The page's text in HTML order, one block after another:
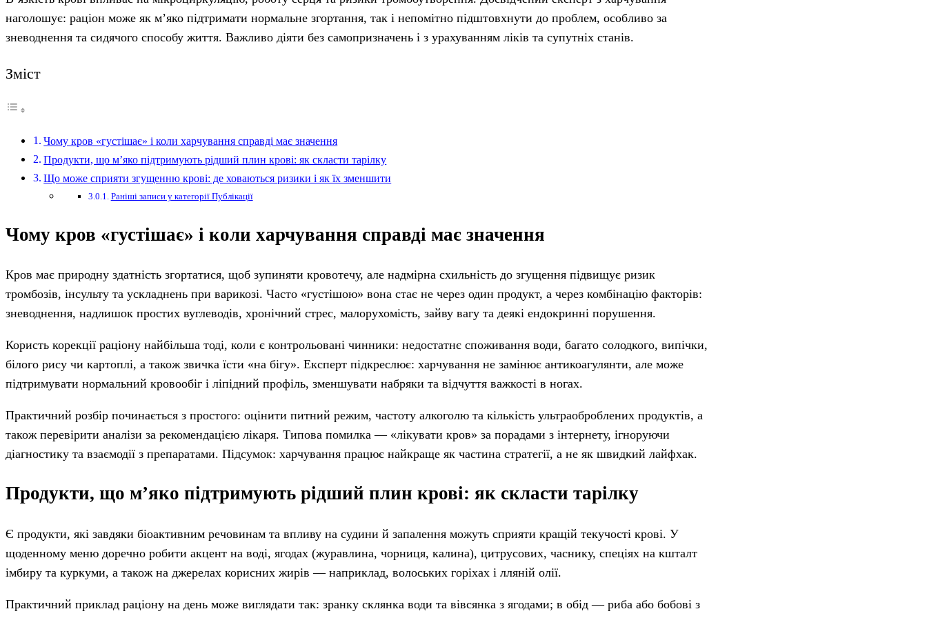
наголошує: раціон може як м’яко підтримати нормальне згортання, так і непомітно підштовхнути до проблем, особливо за
зневоднення та сидячого способу життя. Важливо діяти без самопризначень і з урахуванням ліків та супутніх станів.
Зміст
Чому кров «густішає» і коли харчування справді має значення
Продукти, що м’яко підтримують рідший плин крові: як скласти тарілку
Що може сприяти згущенню крові: де ховаються ризики і як їх зменшити
Раніші записи у категорії Публікації
Чому кров «густішає» і коли харчування справді має значення
Кров має природну здатність згортатися, щоб зупиняти кровотечу, але надмірна схильність до згущення підвищує ризик
тромбозів, інсульту та ускладнень при варикозі. Часто «густішою» вона стає не через один продукт, а через комбінацію факторів:
зневоднення, надлишок простих вуглеводів, хронічний стрес, малорухомість, зайву вагу та деякі ендокринні порушення.
Користь корекції раціону найбільша тоді, коли є контрольовані чинники: недостатнє споживання води, багато солодкого, випічки,
білого рису чи картоплі, а також звичка їсти «на бігу». Експерт підкреслює: харчування не замінює антикоагулянти, але може
підтримувати нормальний кровообіг і ліпідний профіль, зменшувати набряки та відчуття важкості в ногах.
Практичний розбір починається з простого: оцінити питний режим, частоту алкоголю та кількість ультраоброблених продуктів, а
також перевірити аналізи за рекомендацією лікаря. Типова помилка — «лікувати кров» за порадами з інтернету, ігноруючи
діагностику та взаємодії з препаратами. Підсумок: харчування працює найкраще як частина стратегії, а не як швидкий лайфхак.
Продукти, що м’яко підтримують рідший плин крові: як скласти тарілку
Є продукти, які завдяки біоактивним речовинам та впливу на судини й запалення можуть сприяти кращій текучості крові. У
щоденному меню доречно робити акцент на воді, ягодах (журавлина, чорниця, калина), цитрусових, часнику, спеціях на кшталт
імбиру та куркуми, а також на джерелах корисних жирів — наприклад, волоських горіхах і лляній олії.
Практичний приклад раціону на день може виглядати так: зранку склянка води та вівсянка з ягодами; в обід — риба або бобові з